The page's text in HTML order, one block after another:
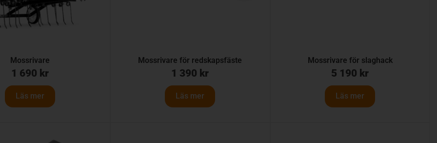
Mossrivare
1 690 kr
Läs mer
Mossrivare för redskapsfäste
1 390 kr
Läs mer
Mossrivare för slaghack
5 190 kr
Läs mer